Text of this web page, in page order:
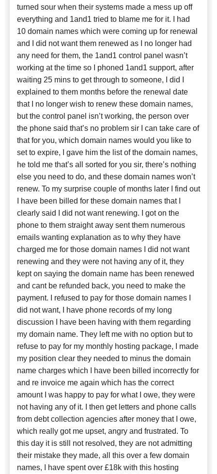
turned sour when their systems made a mess up off
everything and 1and1 tried to blame me for it. I had
10 domain names which were coming up for renewal
and I did not want them renewed as I no longer had
any need for them, the 1and1 control panel wasn’t
working at the time so I phoned 1and1 support, after
waiting 25 mins to get through to someone, I did I
explained to them months before the renewal date
that I no longer wish to renew these domain names,
but the control panel isn’t working, the person over
the phone said that’s no problem sir I can take care of
that for you, which domain names would you like to
set to expire, I gave him the list of the domain names,
he told me that’s all sorted for you sir, there’s nothing
else you need to do, and these domain names won’t
renew. To my surprise couple of months later I find out
I have been billed for these domain names that I
clearly said I did not want renewing. I got on the
phone to them straight away sent them numerous
emails wanting explanation as to why they have
charged me for those domain names I did not want
renewing and they were not having any of it, they
kept on saying the domain name has been renewed
and cant be refunded back, you need to make the
payment. I refused to pay for those domain names I
did not want, I have phone records of my long
discussion I have been having with them regarding
my domain name. They left me with no option but to
refuse to pay for my monthly hosting package, I made
my position clear they needed to minus the domain
name charges which I have been billed incorrectly for
and re invoice me again which has the correct
amount I was happy to pay for what I owe, they were
not having any of it. I then get letters and phone calls
from debt collection agencies after money that I owe,
which really got me upset, angry and frustrated. To
this day it is still not resolved, they are not admitting
their mistake they made, all this over a few domain
names, I have spent over £18k with this hosting